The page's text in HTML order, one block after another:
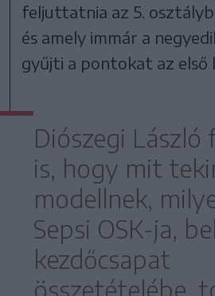
feljuttatnia az 5.
és amely immár a
gyűjti a pontokat az első
Diószegi
is, hogy mit
modellnek,
Sepsi OSK-ja,
kezdőcsapat
összetételébe,